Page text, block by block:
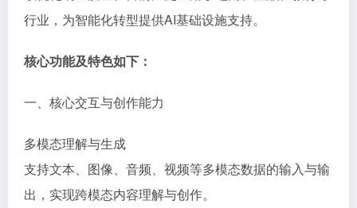
行业，为智能化转型提供AI基础设施支持。
核心功能及特色如下：
一、核心交互与创作能力
‌多模态理解与生成‌
支持文本、图像、音频、视频等多模态数据的输入与输
出，实现跨模态内容理解与创作。